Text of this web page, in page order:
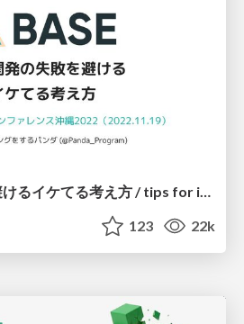
個人開発の失敗を避けるイケてる考え方 / tips for indie hackers
123 22k